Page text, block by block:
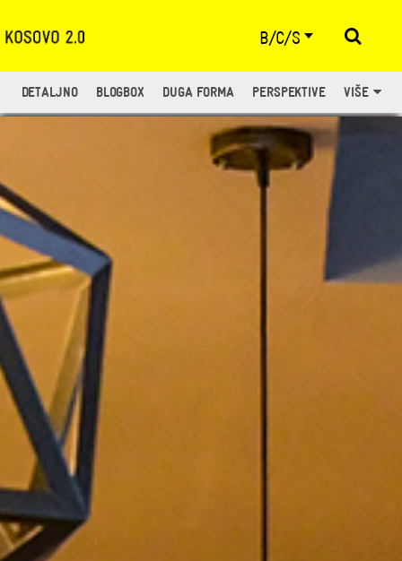
B/C/S
DETALJNO BLOGBOX DUGA FORMA PERSPEKTIVE VIŠE